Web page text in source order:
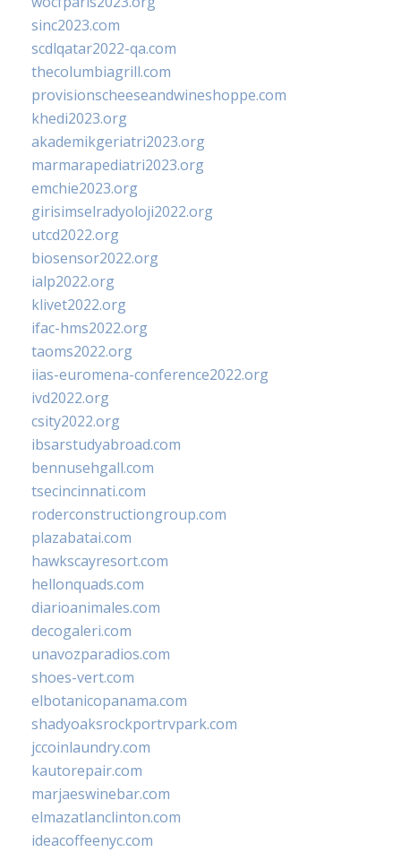
sinc2023.com
scdlqatar2022-qa.com
thecolumbiagrill.com
provisionscheeseandwineshoppe.com
khedi2023.org
akademikgeriatri2023.org
marmarapediatri2023.org
emchie2023.org
girisimselradyoloji2022.org
utcd2022.org
biosensor2022.org
ialp2022.org
klivet2022.org
ifac-hms2022.org
taoms2022.org
iias-euromena-conference2022.org
ivd2022.org
csity2022.org
ibsarstudyabroad.com
bennusehgall.com
tsecincinnati.com
roderconstructiongroup.com
plazabatai.com
hawkscayresort.com
hellonquads.com
diarioanimales.com
decogaleri.com
unavozparadios.com
shoes-vert.com
elbotanicopanama.com
shadyoaksrockportrvpark.com
jccoinlaundry.com
kautorepair.com
marjaeswinebar.com
elmazatlanclinton.com
ideacoffeenyc.com